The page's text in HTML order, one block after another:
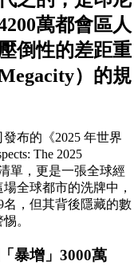
萬都會區人
倒性的差距重
）的規
布的《2025 年世界
The 2025
單，更是一張全球經
全球都市的洗牌中，
，但其背後隱藏的數
。
暴增」3000萬